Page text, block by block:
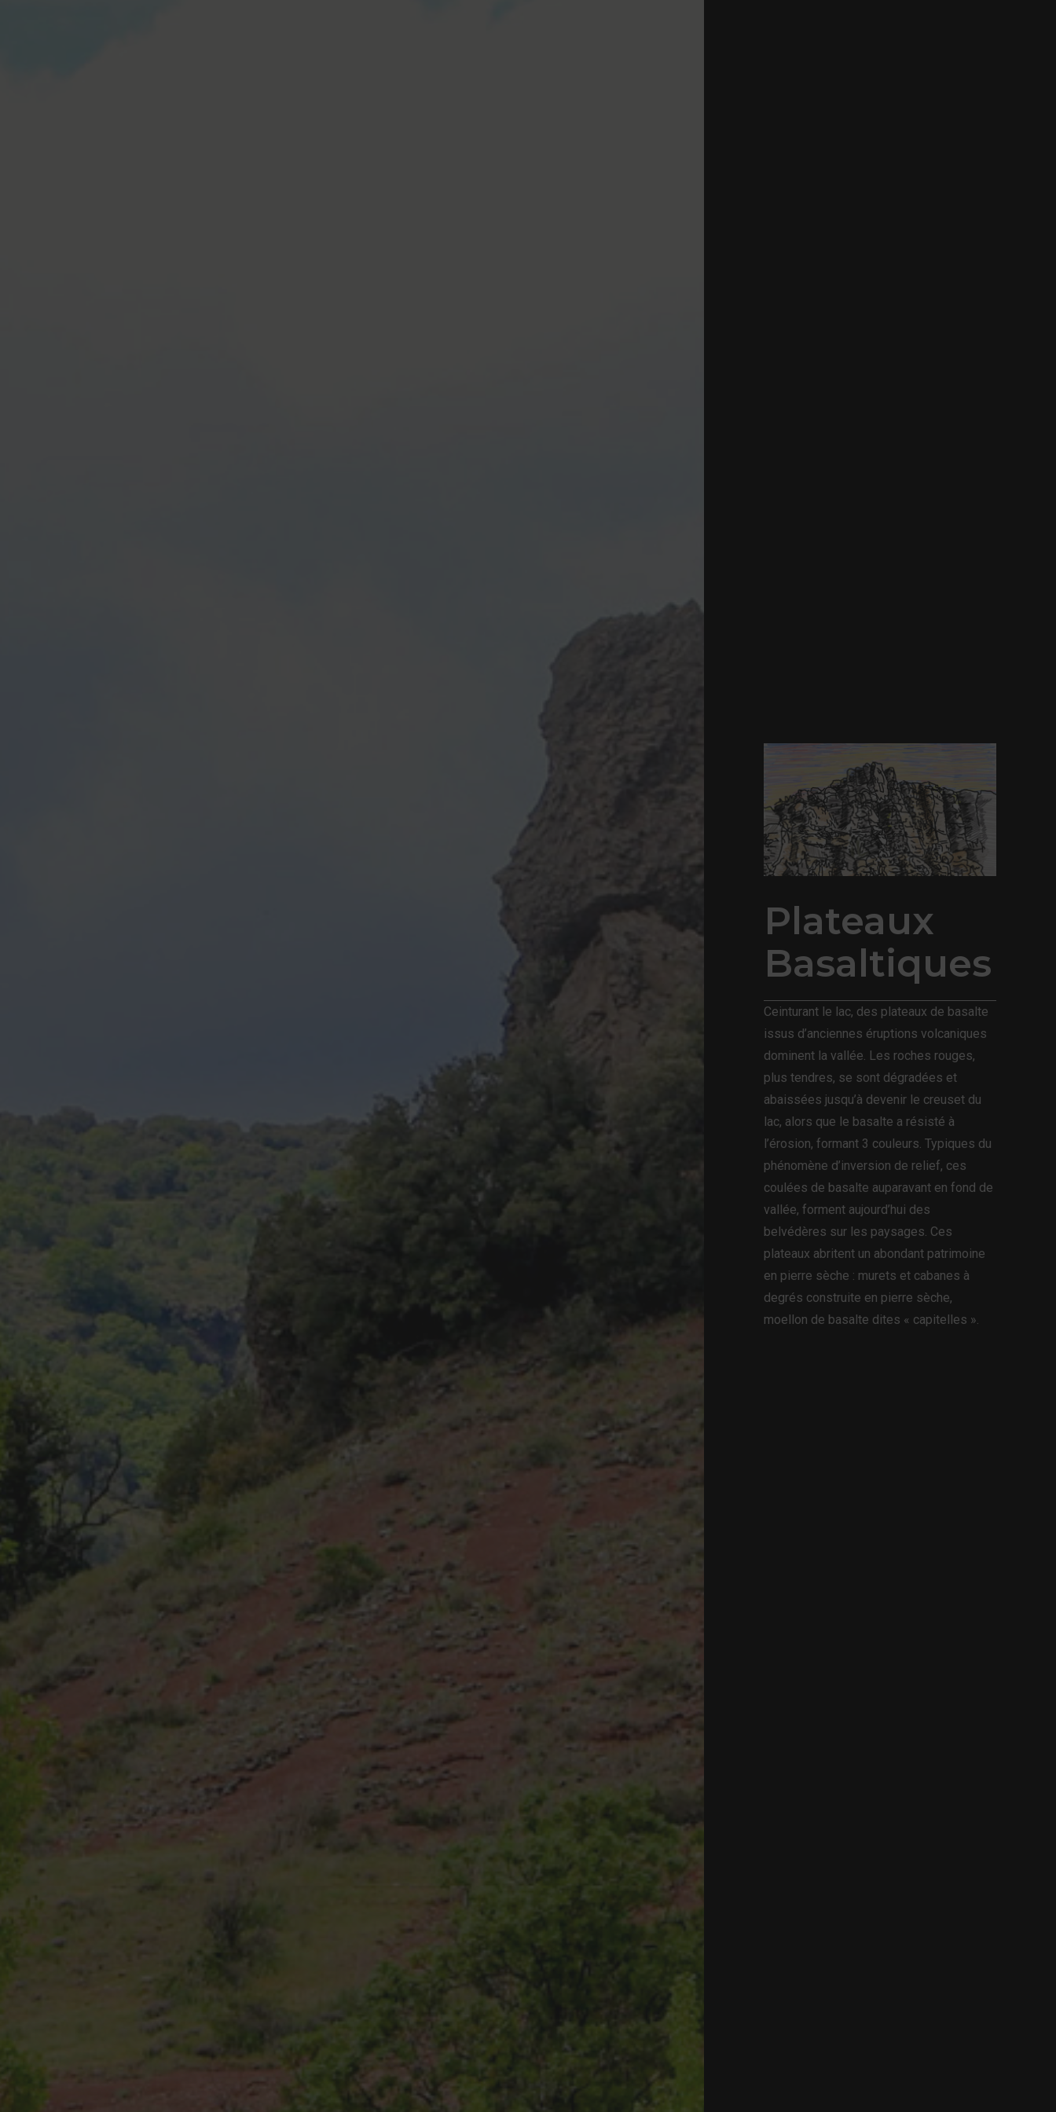
Plateaux
Basaltiques
Ceinturant le lac, des plateaux de basalte
issus d’anciennes éruptions volcaniques
dominent la vallée. Les roches rouges,
plus tendres, se sont dégradées et
abaissées jusqu’à devenir le creuset du
lac, alors que le basalte a résisté à
l’érosion, formant 3 couleurs. Typiques du
phénomène d’inversion de relief, ces
coulées de basalte auparavant en fond de
vallée, forment aujourd’hui des
belvédères sur les paysages. Ces
plateaux abritent un abondant patrimoine
en pierre sèche : murets et cabanes à
degrés construite en pierre sèche,
moellon de basalte dites « capitelles ».